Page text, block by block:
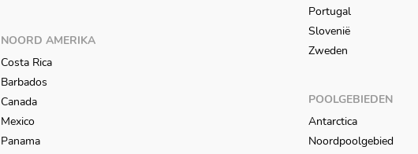
NOORD AMERIKA
Costa Rica
Barbados
Canada
Mexico
Panama
Portugal
Slovenië
Zweden
POOLGEBIEDEN
Antarctica
Noordpoolgebied